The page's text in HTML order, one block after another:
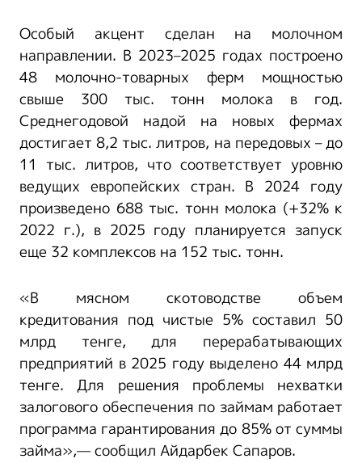
Особый акцент сделан на молочном
направлении. В 2023–2025 годах построено
48 молочно-товарных ферм мощностью
свыше 300 тыс. тонн молока в год.
Среднегодовой надой на новых фермах
достигает 8,2 тыс. литров, на передовых – до
11 тыс. литров, что соответствует уровню
ведущих европейских стран. В 2024 году
произведено 688 тыс. тонн молока (+32% к
2022 г.), в 2025 году планируется запуск
еще 32 комплексов на 152 тыс. тонн.
«В мясном скотоводстве объем
кредитования под чистые 5% составил 50
млрд тенге, для перерабатывающих
предприятий в 2025 году выделено 44 млрд
тенге. Для решения проблемы нехватки
залогового обеспечения по займам работает
программа гарантирования до 85% от суммы
займа»,— сообщил Айдарбек Сапаров.